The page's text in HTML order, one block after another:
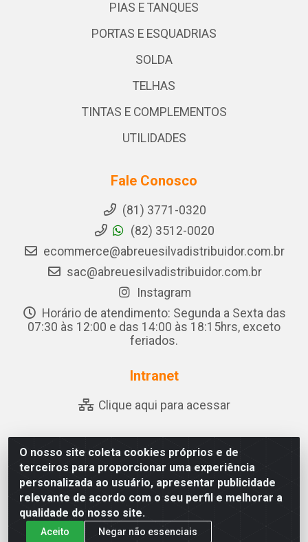
O nosso site coleta cookies próprios e de
terceiros para proporcionar uma experiência
personalizada ao usuário, apresentar publicidade
relevante de acordo com o seu perfil e melhorar a
qualidade do nosso site.
Aceito Negar não essenciais
PIAS E TANQUES
PORTAS E ESQUADRIAS
SOLDA
TELHAS
TINTAS E COMPLEMENTOS
UTILIDADES
Fale Conosco
(81) 3771-0320
(82) 3512-0020
ecommerce@abreuesilvadistribuidor.com.br
sac@abreuesilvadistribuidor.com.br
Instagram
Horário de atendimento: Segunda a Sexta das
07:30 às 12:00 e das 14:00 às 18:15hrs, exceto
feriados.
Intranet
Clique aqui para acessar
Abreu & Silva - Rua Padre Jose de Souza Leite, 265 - Ariado,
Olho D'Água das Flores/AL - CEP 57.442-000 - CNPJ
04.790.656/0001-06